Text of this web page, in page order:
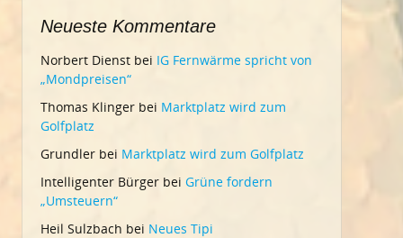
Neueste Kommentare
Norbert Dienst bei IG Fernwärme spricht von
„Mondpreisen“
Thomas Klinger bei Marktplatz wird zum
Golfplatz
Grundler bei Marktplatz wird zum Golfplatz
Intelligenter Bürger bei Grüne fordern
„Umsteuern“
Heil Sulzbach bei Neues Tipi